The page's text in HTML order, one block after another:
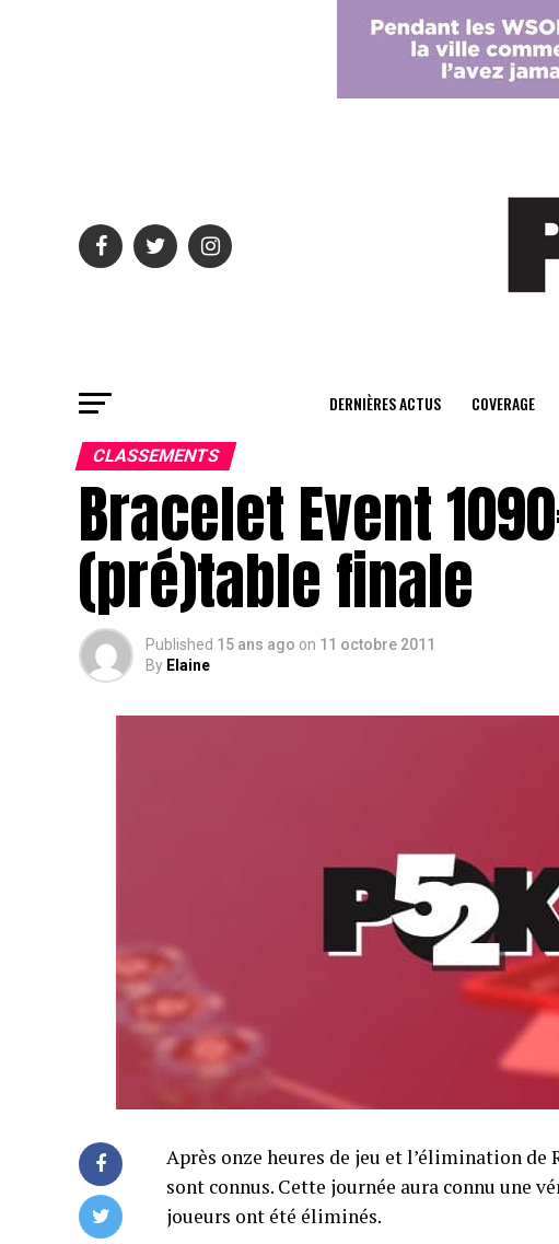
DERNIÈRES ACTUS COVERAGE
CLASSEMENTS
Bracelet Event
(pré)table finale
Published 15 ans ago on 11 octobre 2011
By Elaine
Après onze heures de jeu et l’élimination
sont connus. Cette journée aura connu une
joueurs ont été éliminés.